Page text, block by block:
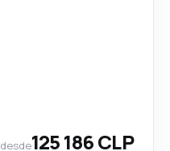
desde125 186 CLP